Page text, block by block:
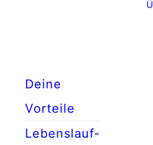
Deine
Vorteile
Lebenslauf-